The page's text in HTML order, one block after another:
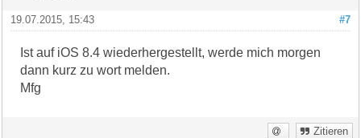
#7
19.07.2015, 15:43
Ist auf iOS 8.4 wiederhergestellt, werde mich morgen
dann kurz zu wort melden.
Mfg
Zitieren